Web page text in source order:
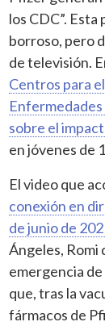
los CDC”.
borroso, pero
de televisión.
Centros para
sobre el
en jóvenes de
El video que
conexión en
de junio de
Ángeles, Romi
emergencia
que, tras la
fármacos de